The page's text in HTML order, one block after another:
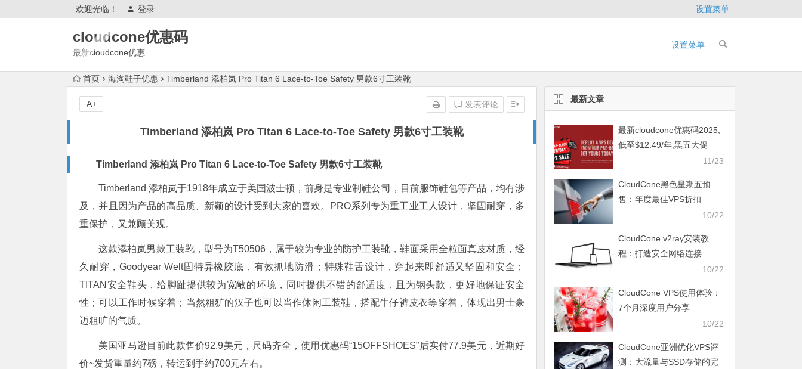
欢迎光临！ 登录 设置菜单
cloudcone优惠码
最新cloudcone优惠
样?续费,退款,会跑路吗?
设置菜单
首页 海淘鞋子优惠 Timberland 添柏岚 Pro Titan 6 Lace-to-Toe Safety 男款6寸工装靴
Timberland 添柏岚 Pro Titan 6 Lace-to-Toe Safety 男款6寸工装靴
发表评论
A+
Timberland 添柏岚 Pro Titan 6 Lace-to-Toe Safety 男款6寸工装靴
Timberland 添柏岚于1918年成立于美国波士顿，前身是专业制鞋公司，目前服饰鞋包等产品，均有涉
及，并且因为产品的高品质、新颖的设计受到大家的喜欢。PRO系列专为重工业工人设计，坚固耐穿，多
重保护，又兼顾美观。
这款添柏岚男款工装靴，型号为T50506，属于较为专业的防护工装靴，鞋面采用全粒面真皮材质，经
久耐穿，Goodyear Welt固特异橡胶底，有效抓地防滑；特殊鞋舌设计，穿起来即舒适又坚固和安全；
TITAN安全鞋头，给脚趾提供较为宽敞的环境，同时提供不错的舒适度，且为钢头款，更好地保证安全
性；可以工作时候穿着；当然粗犷的汉子也可以当作休闲工装鞋，搭配牛仔裤皮衣等穿着，体现出男士豪
迈粗旷的气质。
美国亚马逊目前此款售价92.9美元，尺码齐全，使用优惠码“15OFFSHOES”后实付77.9美元，近期好
价~发货重量约7磅，转运到手约700元左右。
最新文章
最新cloudcone优惠码2025,
低至$12.49/年,黑五大促
11/23
CloudCone黑色星期五预
售：年度最佳VPS折扣
10/22
CloudCone v2ray安装教
程：打造安全网络连接
10/22
CloudCone VPS使用体验：
7个月深度用户分享
10/22
CloudCone亚洲优化VPS评
测：大流量与SSD存储的完